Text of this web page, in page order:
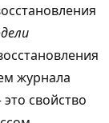
журнала
свойство